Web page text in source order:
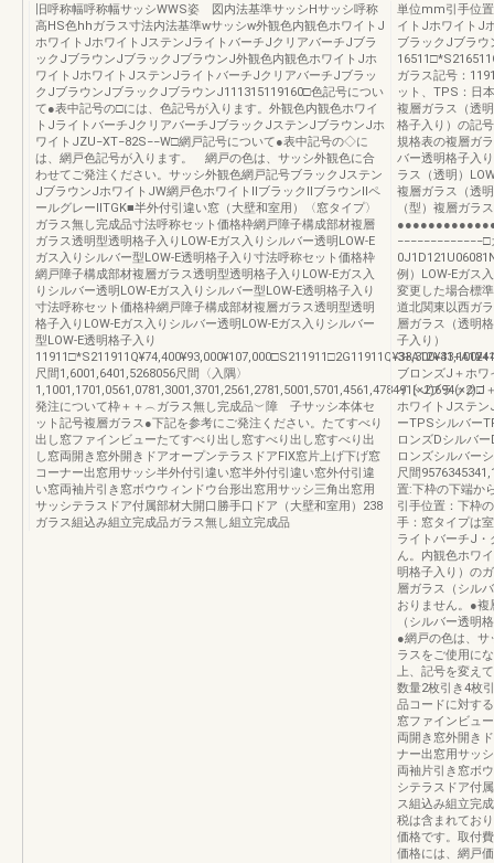
旧呼称幅呼称幅サッシWWS姿 図内法基準サッシHサッシ呼称
高HS色hhガラス寸法内法基準wサッシw外観色内観色ホワイトJ
ホワイトJホワイトJステンJライトバーチJクリアバーチJブラ
ックJブラウンJブラックJブラウンJ外観色内観色ホワイトJホ
ワイトJホワイトJステンJライトバーチJクリアバーチJブラッ
クJブラウンJブラックJブラウンJ111315119160□色記号につい
て●表中記号の□には、色記号が入ります。外観色内観色ホワイ
トJライトバーチJクリアバーチJブラックJステンJブラウンJホ
ワイトJZU−XT−82S−−W□網戸記号について●表中記号の◇に
は、網戸色記号が入ります。 網戸の色は、サッシ外観色に合
わせてご発注ください。サッシ外観色網戸記号ブラックJステン
JブラウンJホワイトJW網戸色ホワイトⅡブラックⅡブラウンⅡペ
ールグレーⅡTGK■半外付引違い窓（大壁和室用）〈窓タイプ〉
ガラス無し完成品寸法呼称セット価格枠網戸障子構成部材複層
ガラス透明型透明格子入りLOW-Eガス入りシルバー透明LOW-E
ガス入りシルバー型LOW-E透明格子入り寸法呼称セット価格枠
網戸障子構成部材複層ガラス透明型透明格子入りLOW-Eガス入
りシルバー透明LOW-Eガス入りシルバー型LOW-E透明格子入り
寸法呼称セット価格枠網戸障子構成部材複層ガラス透明型透明
格子入りLOW-Eガス入りシルバー透明LOW-Eガス入りシルバー
型LOW-E透明格子入り
尺間1,6001,6401,5268056尺間〈入隅〉
1,1001,1701,0561,0781,3001,3701,2561,2781,5001,5701,4561,478491(×2)694(×2)□
発注について枠＋＋︵ガラス無し完成品︶障 子サッシ本体セ
ット記号複層ガラス●下記を参考にご発注ください。たてすべり
出し窓ファインビューたてすべり出し窓すべり出し窓すべり出
し窓両開き窓外開きドアオープンテラスドアFIX窓片上げ下げ窓
コーナー出窓用サッシ半外付引違い窓半外付引違い窓外付引違
い窓両袖片引き窓ボウウィンドウ台形出窓用サッシ三角出窓用
サッシテラスドア付属部材大開口勝手口ドア（大壁和室用）238
ガラス組込み組立完成品ガラス無し組立完成品
単位mm引手位
イトJホワイトJ
ブラックJブラ
ガラス記号：
ット、TPS：日
複層ガラス（透
格子入り）の記
規格表の複層ガ
バー透明格子入
ラス（透明）
複層ガラス（透
（型）複層ガラ
例）LOW-Eガス
変更した場合標
道北関東以西ガ
層ガラス（透明
子入り）
ブロンズJ＋ホ
イトJブラックJ
ホワイトJステ
ーTPSシルバー
ロンズDシルバ
ロンズシルバー
尺間
置:下枠の下端か
引手位置：下枠
手：窓タイプは
ライトバーチJ・
ん。内観色ホワ
明格子入り）の
層ガラス（シル
おりません。●複
（シルバー透明
●網戸の色は、
ラスをご使用に
上、記号を変え
数量2枚引き4枚
品コードに対す
窓ファインビュ
両開き窓外開き
ナー出窓用サッ
両袖片引き窓ボ
シテラスドア付
ス組込み組立完
税は含まれてお
価格です。取付
価格には、網戸